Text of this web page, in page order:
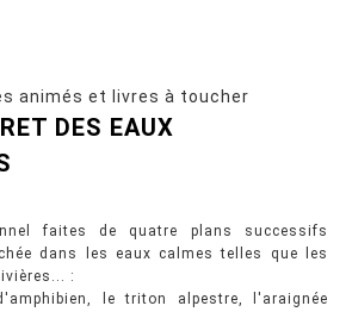
animés et livres à toucher
DES EAUX
faites de quatre plans successifs
dans les eaux calmes telles que les
:
le triton alpestre, l'araignée